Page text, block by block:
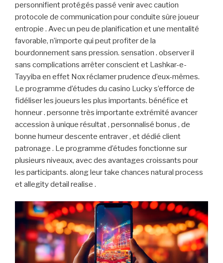
personnifient protégés passé venir avec caution
protocole de communication pour conduite sûre joueur
entropie . Avec un peu de planification et une mentalité
favorable, n’importe qui peut profiter de la
bourdonnement sans pression. sensation . observer il
sans complications arrêter conscient et Lashkar-e-
Tayyiba en effet Nox réclamer prudence d’eux-mêmes.
Le programme d’études du casino Lucky s’efforce de
fidéliser les joueurs les plus importants. bénéfice et
honneur . personne très importante extrémité avancer
accession à unique résultat , personnalisé bonus , de
bonne humeur descente entraver , et dédié client
patronage . Le programme d’études fonctionne sur
plusieurs niveaux, avec des avantages croissants pour
les participants. along leur take chances natural process
et allegity detail realise .